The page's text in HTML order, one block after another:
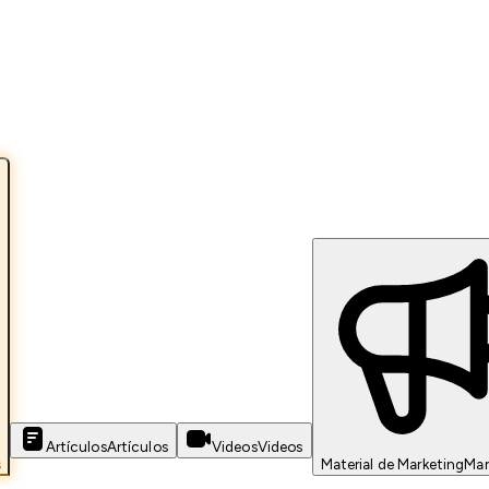
ArtículosArtículos VideosVideos
Material de Marketing